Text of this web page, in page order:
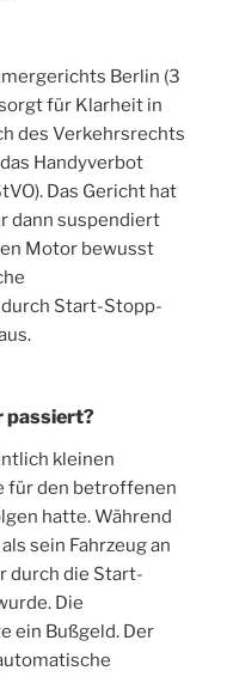
Berlin (3
für Klarheit in
des Verkehrsrechts
Handyverbot
Das Gericht hat
dann suspendiert
Motor bewusst
Start-Stopp-
passiert?
kleinen
für den betroffenen
hatte. Während
sein Fahrzeug an
durch die Start-
Die
ein Bußgeld. Der